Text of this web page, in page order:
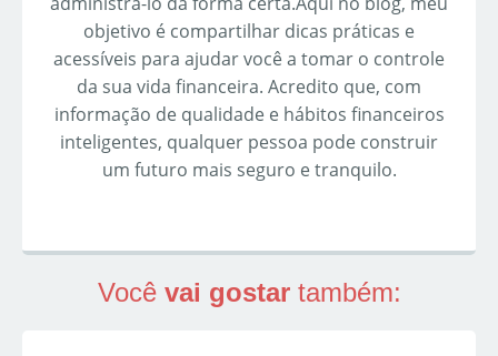
objetivo é compartilhar dicas práticas e
acessíveis para ajudar você a tomar o controle
da sua vida financeira. Acredito que, com
informação de qualidade e hábitos financeiros
inteligentes, qualquer pessoa pode construir
um futuro mais seguro e tranquilo.
Você vai gostartambém: